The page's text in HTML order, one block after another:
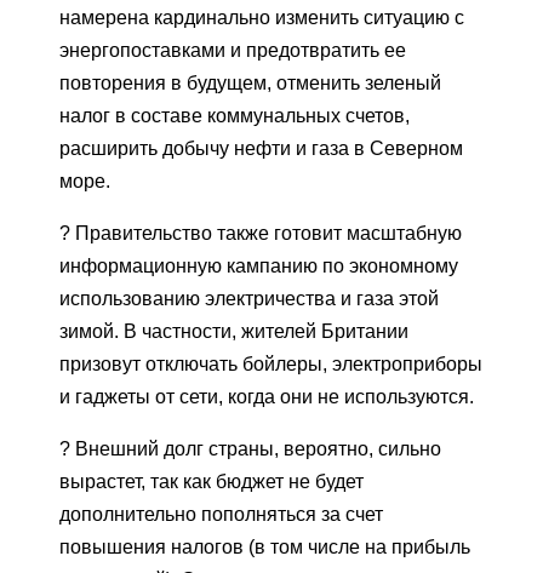
намерена кардинально изменить ситуацию с
энергопоставками и предотвратить ее
повторения в будущем, отменить зеленый
налог в составе коммунальных счетов,
расширить добычу нефти и газа в Северном
море.
? Правительство также готовит масштабную
информационную кампанию по экономному
использованию электричества и газа этой
зимой. В частности, жителей Британии
призовут отключать бойлеры, электроприборы
и гаджеты от сети, когда они не используются.
? Внешний долг страны, вероятно, сильно
вырастет, так как бюджет не будет
дополнительно пополняться за счет
повышения налогов (в том числе на прибыль